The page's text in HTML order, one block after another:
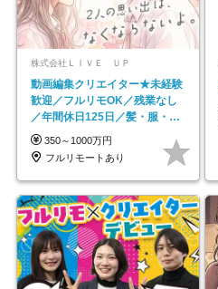
株式会社ＬＩＶＥ ＵＰ
動画編集クリエイター★未経験
歓迎／フルリモOK／残業なし
／年間休日125日／髪・服・ネ
イル自由／研修充実で安心
350～1000万円
フルリモートあり